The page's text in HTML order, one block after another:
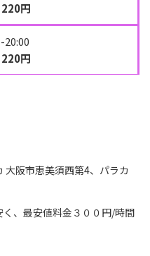
円
20:00
円
大阪市恵美須西第4、パラカ
、最安値料金３００円/時間